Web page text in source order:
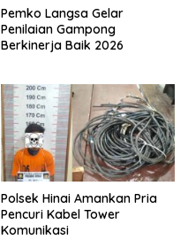
Pemko Langsa Gelar
Penilaian Gampong
Berkinerja Baik 2026
Polsek Hinai Amankan Pria
Pencuri Kabel Tower
Komunikasi